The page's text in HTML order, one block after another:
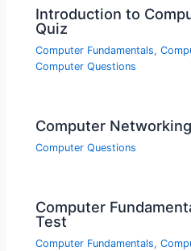
Introduction to
Quiz
Computer Fundamentals,
Computer Questions
Computer
Computer Questions
Computer
Test
Computer Fundamentals,